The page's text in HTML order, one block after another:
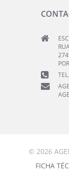
© 2026
FICHA